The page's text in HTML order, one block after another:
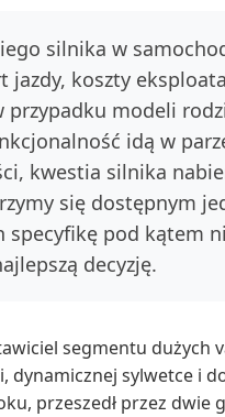
silnika w
jazdy, koszty
przypadku modeli
idą w
kwestia silnika
się dostępnym
specyfikę pod kątem
decyzję.
segmentu dużych
dynamicznej sylwetce i
przeszedł przez